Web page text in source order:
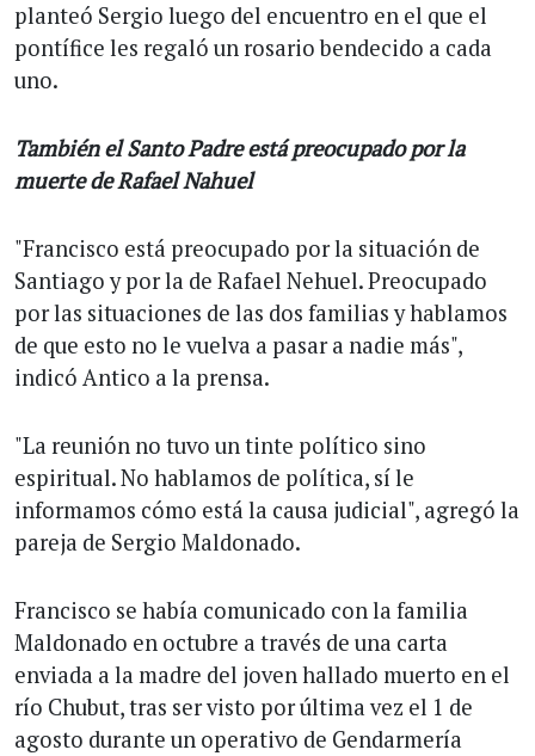
planteó Sergio luego del encuentro en el que el
pontífice les regaló un rosario bendecido a cada
uno.
También el Santo Padre está preocupado por la
muerte de Rafael Nahuel
"Francisco está preocupado por la situación de
Santiago y por la de Rafael Nehuel. Preocupado
por las situaciones de las dos familias y hablamos
de que esto no le vuelva a pasar a nadie más",
indicó Antico a la prensa.
"La reunión no tuvo un tinte político sino
espiritual. No hablamos de política, sí le
informamos cómo está la causa judicial", agregó la
pareja de Sergio Maldonado.
Francisco se había comunicado con la familia
Maldonado en octubre a través de una carta
enviada a la madre del joven hallado muerto en el
río Chubut, tras ser visto por última vez el 1 de
agosto durante un operativo de Gendarmería